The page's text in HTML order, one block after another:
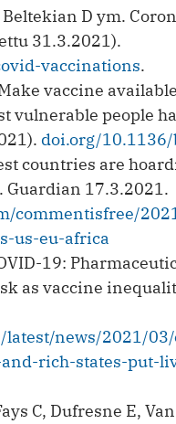
D ym.
31.3.2021).
vaccinations.
vaccine
vulnerable people
doi.org/
countries are
17.3.2021.
commentisfree/
us-eu-africa
19:
as vaccine
latest/news/2021/
rich-states-put-
C, Dufresne E,